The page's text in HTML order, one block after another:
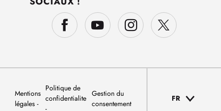
Mentions
légales
Politique de
confidentialite
Gestion du
consentement
FR